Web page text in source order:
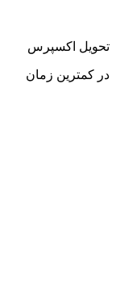
تحویل اکسپرس
در کمترین زمان